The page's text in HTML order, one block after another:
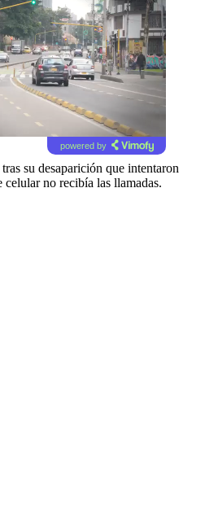
powered by
su desaparición que intentaron
no recibía las llamadas.